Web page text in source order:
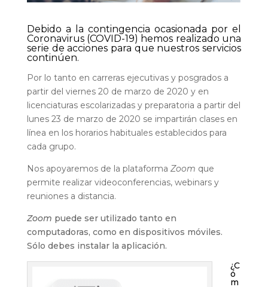
Debido a la contingencia ocasionada por el
Coronavirus (COVID-19) hemos realizado una
serie de acciones para que nuestros servicios
continúen.
Por lo tanto en carreras ejecutivas y posgrados a
partir del viernes 20 de marzo de 2020 y en
licenciaturas escolarizadas y preparatoria a partir del
lunes 23 de marzo de 2020 se impartirán clases en
línea en los horarios habituales establecidos para
cada grupo.
Nos apoyaremos de la plataforma Zoom que
permite realizar videoconferencias, webinars y
reuniones a distancia.
Zoom puede ser utilizado tanto en
computadoras, como en dispositivos móviles.
Sólo debes instalar la aplicación.
¿C
ó
m